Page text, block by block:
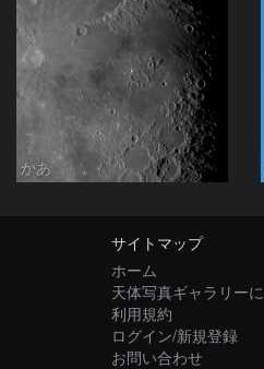
かあ
サイトマップ
ホーム
天体写真ギャラリー
利用規約
ログイン/新規登録
お問い合わせ